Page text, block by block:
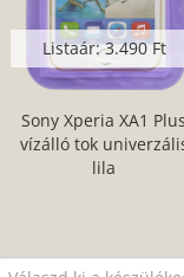
Listaár:3.490 Ft
Sony Xperia XA1 Plus
vízálló tok
lila